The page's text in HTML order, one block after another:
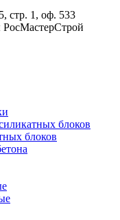
стр. 1, оф. 533
блоков
блоков